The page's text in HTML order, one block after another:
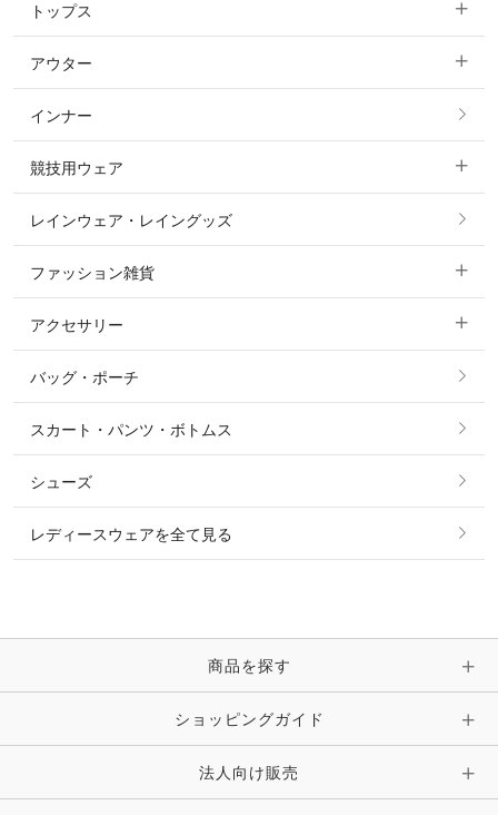
すべてのキュロット
フルグリップ・尻革 キュロット
ニーグリップ・膝革 キュロット
トップス
すべてのトップス
ポロシャツ
カットソー・Tシャツ・タンクトップ
ニット・セーター
シャツ・ブラウス・ワンピース
アウター
すべてのアウター
コート
ジャケット・ブルゾン
インナー
競技用ウェア
すべての競技用ウェア
ショージャケット
ショーシャツ
レインウェア・レイングッズ
ファッション雑貨
すべてのファッション雑貨
ソックス
ベルト
時計・財布・キーケース・革小物
キーホルダー・チャーム・ストラップ
その他 ファッション雑貨
アクセサリー
すべてのアクセサリー
リング
ピアス・イヤリング
ピン・ブローチ・コサージュ
その他 アクセサリー
バッグ・ポーチ
スカート・パンツ・ボトムス
シューズ
レディースウェアを全て見る
商品を探す
ショッピングガイド
法人向け販売